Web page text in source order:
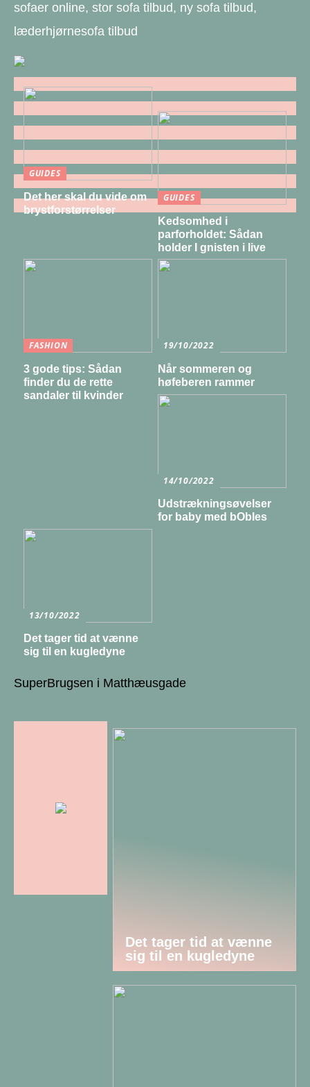
sofaer online, stor sofa tilbud, ny sofa tilbud,
læderhjørnesofa tilbud
GUIDES
Det her skal du vide om
brystforstørrelser
GUIDES
Kedsomhed i
parforholdet: Sådan
holder I gnisten i live
FASHION
3 gode tips: Sådan
finder du de rette
sandaler til kvinder
19/10/2022
Når sommeren og
høfeberen rammer
14/10/2022
Udstrækningsøvelser
for baby med bObles
13/10/2022
Det tager tid at vænne
sig til en kugledyne
SuperBrugsen i Matthæusgade
Det tager tid at vænne
sig til en kugledyne